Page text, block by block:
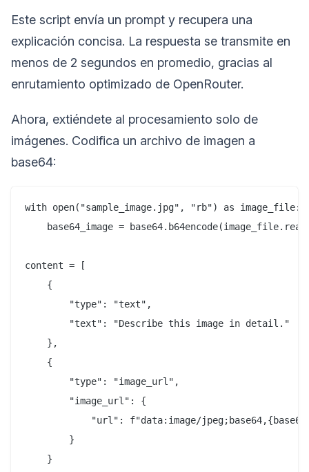
Este script envía un prompt y recupera una
explicación concisa. La respuesta se transmite en
menos de 2 segundos en promedio, gracias al
enrutamiento optimizado de OpenRouter.
Ahora, extiéndete al procesamiento solo de
imágenes. Codifica un archivo de imagen a
base64:
with open("sample_image.jpg", "rb") as image_file:
base64_image =
content = [
    {
        "type": "text",
        "text": "Describe this image in detail."
    },
    {
        "type": "image_url",
        "image_url": {
"url": f"data:image/
        }
    }